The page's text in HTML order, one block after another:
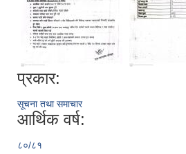
प्रकार:
सूचना तथा समाचार
आर्थिक वर्ष:
८०/८१